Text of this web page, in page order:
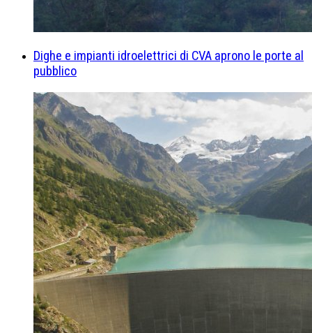
Dighe e impianti idroelettrici di CVA aprono le porte al
pubblico